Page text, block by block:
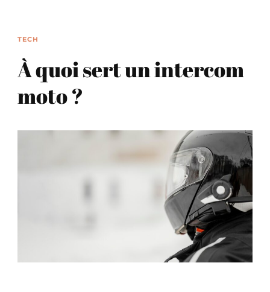
TECH
À quoi sert un intercom
moto ?